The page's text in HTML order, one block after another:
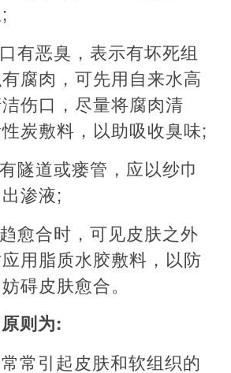
有恶臭，表示有坏死组
腐肉，可先用自来水高
伤口，尽量将腐肉清
炭敷料，以助吸收臭味;
隧道或瘘管，应以纱巾
渗液;
愈合时，可见皮肤之外
用脂质水胶敷料，以防
碍皮肤愈合。
则为:
常引起皮肤和软组织的